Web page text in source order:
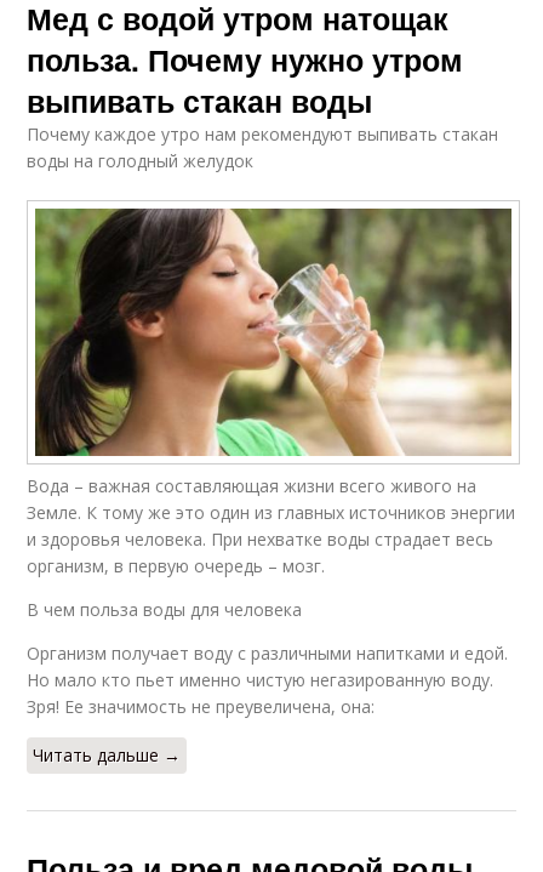
Мед с водой утром натощак
польза. Почему нужно утром
выпивать стакан воды
Почему каждое утро нам рекомендуют выпивать стакан
воды на голодный желудок
Вода – важная составляющая жизни всего живого на
Земле. К тому же это один из главных источников энергии
и здоровья человека. При нехватке воды страдает весь
организм, в первую очередь – мозг.
В чем польза воды для человека
Организм получает воду с различными напитками и едой.
Но мало кто пьет именно чистую негазированную воду.
Зря! Ее значимость не преувеличена, она:
Читать дальше →